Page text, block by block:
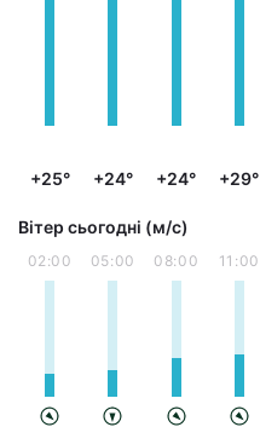
+25° +24° +24° +29°
Вітер сьогодні (м/с)
02:00 05:00 08:00 11:00